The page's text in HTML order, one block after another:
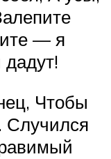
— я
Чтобы
Случился